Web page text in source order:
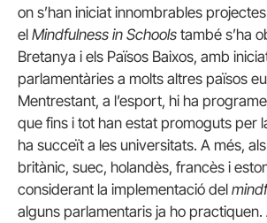
on s’han iniciat innombrables
el Mindfulness in Schools també s’ha
Bretanya i els Països Baixos, amb
parlamentàries a molts altres països
Mentrestant, a l’esport, hi ha
que fins i tot han estat promoguts per
ha succeït a les universitats. A més,
britànic, suec, holandès, francès i
considerant la implementació del
alguns parlamentaris ja ho practiquen.